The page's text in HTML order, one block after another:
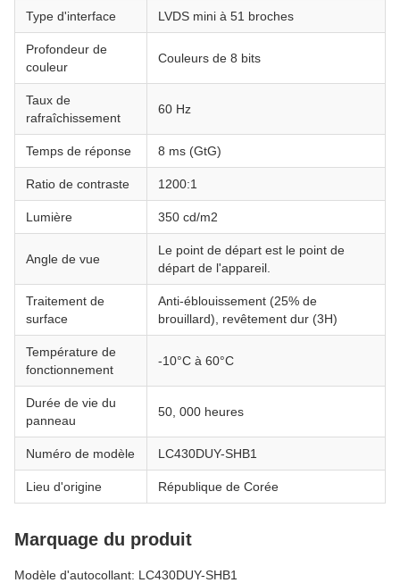
Type d'interface LVDS mini à 51 broches
Profondeur de
couleur
Couleurs de 8 bits
Taux de
rafraîchissement
60 Hz
Temps de réponse 8 ms (GtG)
Ratio de contraste 1200:1
Lumière 350 cd/m2
Angle de vue
Le point de départ est le point de
départ de l'appareil.
Traitement de
surface
Anti-éblouissement (25% de
brouillard), revêtement dur (3H)
Température de
fonctionnement
-10°C à 60°C
Durée de vie du
panneau
50, 000 heures
Numéro de modèle LC430DUY-SHB1
Lieu d'origine République de Corée
Marquage du produit
Modèle d'autocollant: LC430DUY-SHB1